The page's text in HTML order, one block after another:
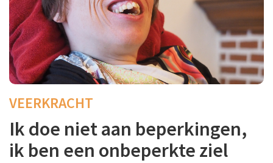
VEERKRACHT
Ik doe niet aan beperkingen,
ik ben een onbeperkte ziel